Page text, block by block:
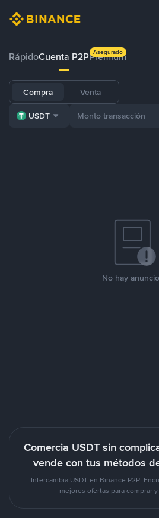
RápidoCuenta P2PPrémium
Asegurado
Compra Venta
USDT
No hay
Comercia USDT sin
vende con tus métodos
Intercambia USDT en Binance P2P.
mejores ofertas para comprar